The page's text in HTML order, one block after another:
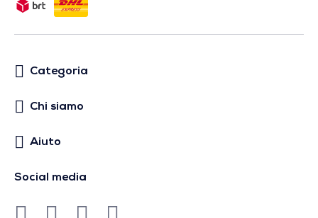
Categoria
Chi siamo
Aiuto
Social media